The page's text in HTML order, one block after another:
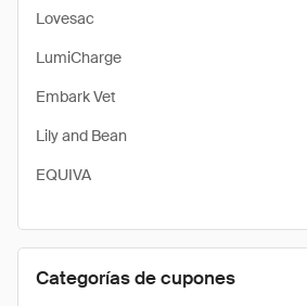
Lovesac
LumiCharge
Embark Vet
Lily and Bean
EQUIVA
Categorías de cupones